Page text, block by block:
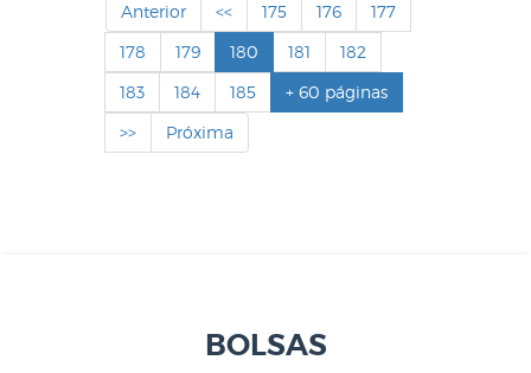
Anterior << 175 176
177
178
179 180 181
182
183
184 185
+ 60 páginas
>>
Próxima
BOLSAS